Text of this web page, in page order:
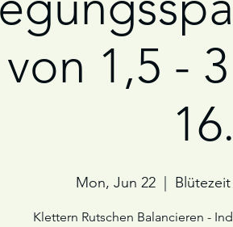
1,5 -
Mon, Jun 22
Klettern Rutschen Balancieren -